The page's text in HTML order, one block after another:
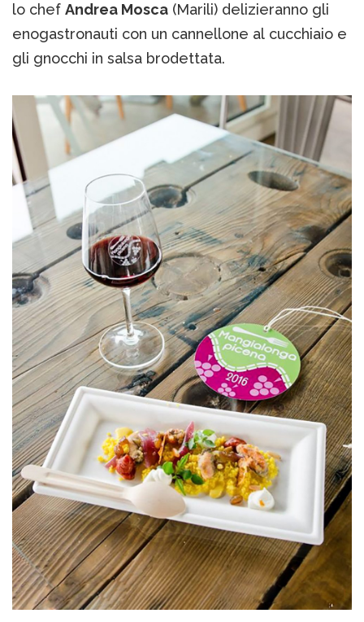
lo chef Andrea Mosca (Marili) delizieranno gli
enogastronauti con un cannellone al cucchiaio e
gli gnocchi in salsa brodettata.